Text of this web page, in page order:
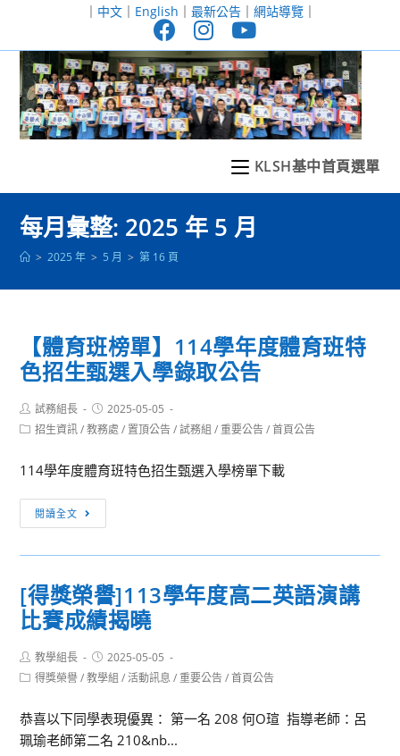
至
｜ 中文｜ English ｜ 最新公告｜ 網站導覽｜
KLSH基中首頁選單
每月彙整: 2025 年 5 月
> 2025 年 > 5 月 > 第 16 頁
【體育班榜單】114學年度體育班特
色招生甄選入學錄取公告
Post
author:
試務組長
Post
published:
2025-05-05
Post招生資訊 / 教務處 / 置頂公告 / 試務組 / 重要公告 / 首頁公告
114學年度體育班特色招生甄選入學榜單下載
閱讀全文
育
班
單】
114
年
度
育
班
[得獎榮譽]113學年度高二英語演講
比賽成績揭曉
Post
author:
教學組長
Post
published:
2025-05-05
Post得獎榮譽 / 教學組 / 活動訊息 / 重要公告 / 首頁公告
恭喜以下同學表現優異： 第一名 208 何O瑄 指導老師：呂
珮瑜老師第二名 210&nb...